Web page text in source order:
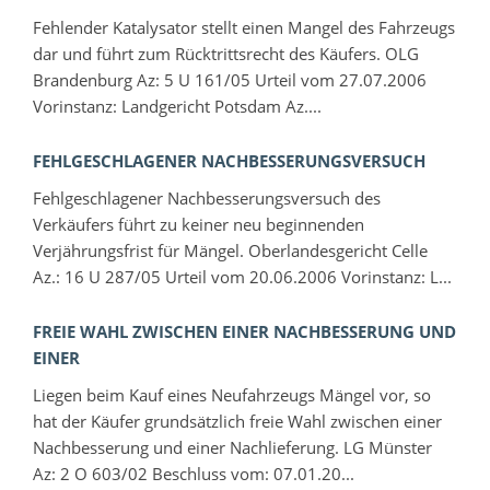
Fehlender Katalysator stellt einen Mangel des Fahrzeugs
dar und führt zum Rücktrittsrecht des Käufers. OLG
Brandenburg Az: 5 U 161/05 Urteil vom 27.07.2006
Vorinstanz: Landgericht Potsdam Az....
FEHLGESCHLAGENER NACHBESSERUNGSVERSUCH
Fehlgeschlagener Nachbesserungsversuch des
Verkäufers führt zu keiner neu beginnenden
Verjährungsfrist für Mängel. Oberlandesgericht Celle
Az.: 16 U 287/05 Urteil vom 20.06.2006 Vorinstanz: L...
FREIE WAHL ZWISCHEN EINER NACHBESSERUNG UND
EINER
Liegen beim Kauf eines Neufahrzeugs Mängel vor, so
hat der Käufer grundsätzlich freie Wahl zwischen einer
Nachbesserung und einer Nachlieferung. LG Münster
Az: 2 O 603/02 Beschluss vom: 07.01.20...